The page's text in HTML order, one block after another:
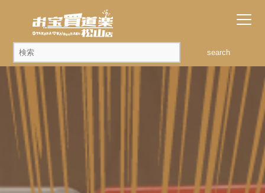
search